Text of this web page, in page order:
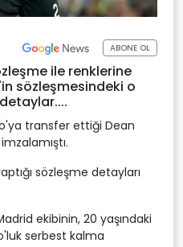
ABONE OL
ile renklerine
sözleşmesindeki o
transfer ettiği Dean
sözleşme detayları
ekibinin, 20 yaşındaki
serbest kalma